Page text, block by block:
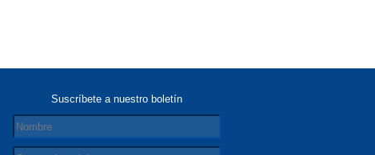
Suscríbete a nuestro boletín